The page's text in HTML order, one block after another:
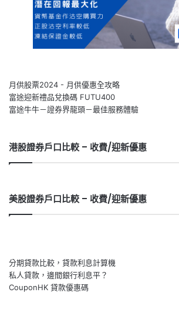
月供股票2024 - 月供優惠全攻略
富途迎新禮品兌換碼 FUTU400
富途牛牛－證券界龍頭－最佳服務體驗
港股證券戶口比較 – 收費/迎新優惠
美股證券戶口比較 – 收費/迎新優惠
分期貸款比較，貸款利息計算機
私人貸款，邊間銀行利息平？
CouponHK 貸款優惠碼